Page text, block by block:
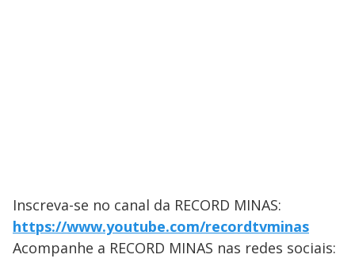
Inscreva-se no canal da RECORD MINAS:
https://www.youtube.com/recordtvminas
Acompanhe a RECORD MINAS nas redes sociais: